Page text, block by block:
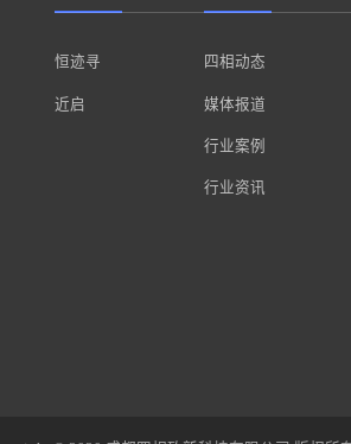
恒迹寻
近启
四相动态
媒体报道
行业案例
行业资讯